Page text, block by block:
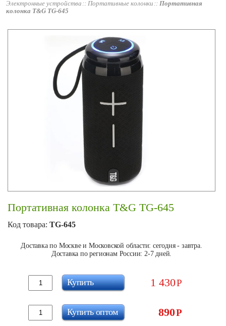
Электронные устройства Портативные колонки
Портативная
колонка T&G TG-645
Портативная колонка T&G TG-645
Код товара: TG-645
Доставка по Москве и Московской области: сегодня - завтра.
Доставка по регионам России: 2-7 дней.
1 430Р
Купить
890Р
Купить оптом